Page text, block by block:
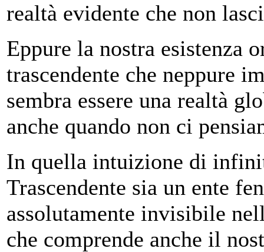
realtà evidente che non
Eppure la nostra esistenza
trascendente che neppure
sembra essere una realtà
anche quando non ci
In quella intuizione di
Trascendente sia un ente
assolutamente invisibile
che comprende anche il